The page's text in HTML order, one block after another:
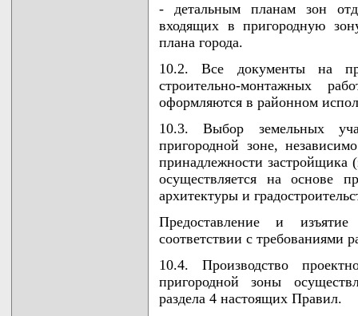
- детальным планам зон
входящих в пригородную
плана города.
10.2. Все документы на
строительно-монтажных
оформляются в районном
10.3. Выбор земельных
пригородной зоне,
принадлежности застройщика
осуществляется на основе
архитектуры и
Предоставление и
соответствии с требованиями
10.4. Производство
пригородной зоны
раздела 4 настоящих Правил.